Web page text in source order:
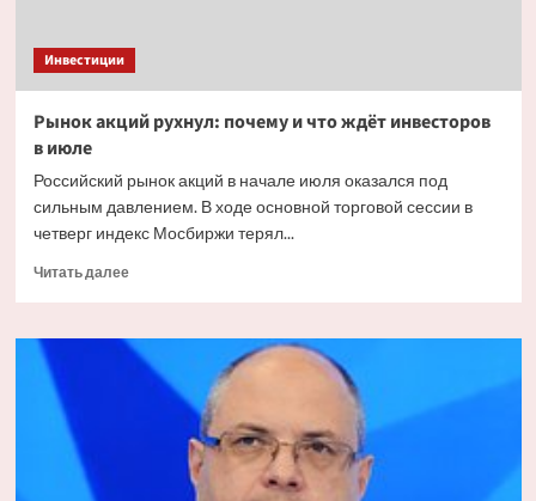
Инвестиции
Рынок акций рухнул: почему и что ждёт инвесторов
в июле
Российский рынок акций в начале июля оказался под
сильным давлением. В ходе основной торговой сессии в
четверг индекс Мосбиржи терял...
Читать далееПрочитать
Рынок
акций
рухнул:
инвесторов